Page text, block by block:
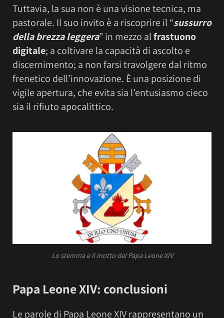
Tuttavia, la sua non è una visione tecnica, ma
pastorale. Il suo invito è a riscoprire il “sussurro
della brezza leggera” in mezzo alfrastuono
digitale; a coltivare la capacità di ascolto e
discernimento; a non farsi travolgere dal ritmo
frenetico dell’innovazione. È una posizione di
vigile apertura, che evita sia l’entusiasmo cieco
sia il rifiuto apocalittico.
Lo stemma e il motto del Papa Leone XIV
Papa Leone XIV: conclusioni
Le parole di Papa Leone XIV rappresentano un